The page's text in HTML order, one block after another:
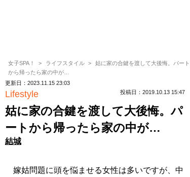
女子SPA！ ライフスタイル
姑に家の合鍵を渡して大後悔。パート
から帰ったら家の中が…
更新日：2023.11.15 23:03
Lifestyle 投稿日：2019.10.13 15:47
姑に家の合鍵を渡して大後悔。パ
ートから帰ったら家の中が…
結城
嫁姑問題に頭を悩ませる女性は多いですが、中